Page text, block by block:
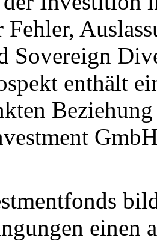
Sovereign
enthält
einen